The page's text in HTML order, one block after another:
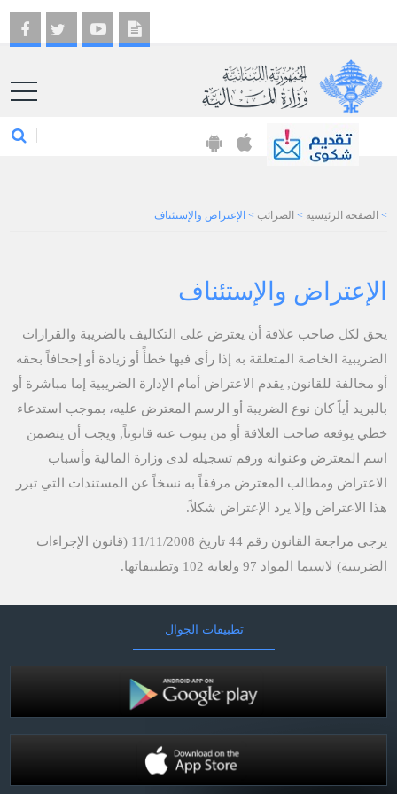
EN
> الصفحة الرئيسية > الضرائب > الإعتراض والإستئناف
الإعتراض والإستئناف
يحق لكل صاحب علاقة أن يعترض على التكاليف بالضريبة والقرارات
الضريبية الخاصة المتعلقة به إذا رأى فيها خطأً أو زيادة أو إجحافاً بحقه
أو مخالفة للقانون, يقدم الاعتراض أمام الإدارة الضريبية إما مباشرة أو
بالبريد أياً كان نوع الضريبة أو الرسم المعترض عليه، بموجب استدعاء
خطي يوقعه صاحب العلاقة أو من ينوب عنه قانوناً, ويجب أن يتضمن
اسم المعترض وعنوانه ورقم تسجيله لدى وزارة المالية وأسباب
الاعتراض ومطالب المعترض مرفقاً به نسخاً عن المستندات التي تبرر
هذا الاعتراض وإلا يرد الإعتراض شكلاً.
يرجى مراجعة القانون رقم 44 تاريخ 11/11/2008 (قانون الإجراءات
الضريبية) لاسيما المواد 97 ولغاية 102 وتطبيقاتها.​​​​
تطبيقات الجوال